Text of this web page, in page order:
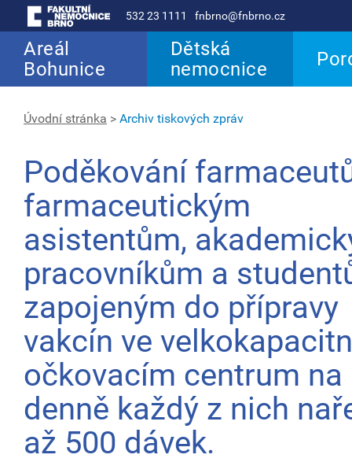
532 23 1111 fnbrno@fnbrno.cz
Areál
Bohunice
Dětská
nemocnice
Úvodní stránka > Archiv tiskových zpráv
Poděkování
farmaceutickým
asistentům,
pracovníkům a
zapojeným do přípravy
vakcín ve
očkovacím centrum na
denně každý z nich
až 500 dávek.